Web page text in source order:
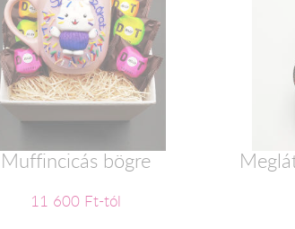
Muffincicás bögre
11 600 Ft-tól